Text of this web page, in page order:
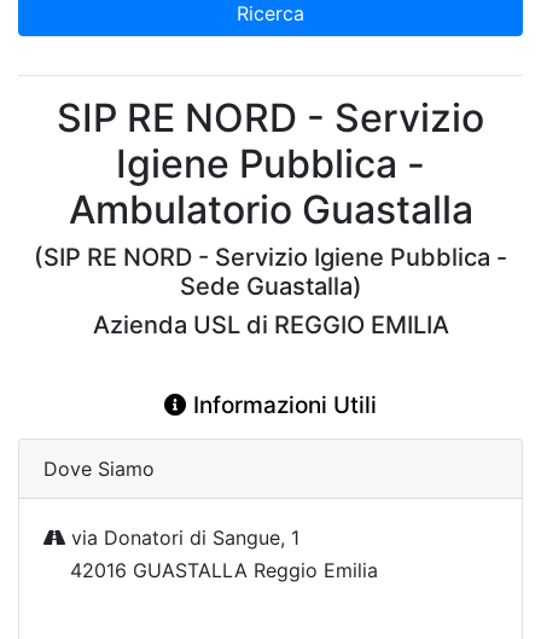
Ricerca
SIP RE NORD - Servizio
Igiene Pubblica -
Ambulatorio Guastalla
(SIP RE NORD - Servizio Igiene Pubblica -
Sede Guastalla)
Azienda USL di REGGIO EMILIA
Informazioni Utili
Dove Siamo
via Donatori di Sangue, 1
42016 GUASTALLA Reggio Emilia